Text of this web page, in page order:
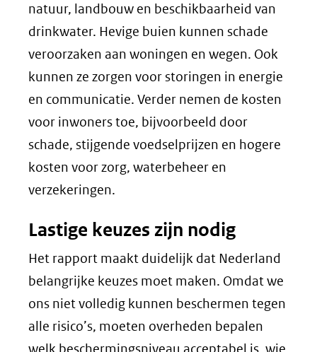
natuur, landbouw en beschikbaarheid van
drinkwater. Hevige buien kunnen schade
veroorzaken aan woningen en wegen. Ook
kunnen ze zorgen voor storingen in energie
en communicatie. Verder nemen de kosten
voor inwoners toe, bijvoorbeeld door
schade, stijgende voedselprijzen en hogere
kosten voor zorg, waterbeheer en
verzekeringen.
Lastige keuzes zijn nodig
Het rapport maakt duidelijk dat Nederland
belangrijke keuzes moet maken. Omdat we
ons niet volledig kunnen beschermen tegen
alle risico’s, moeten overheden bepalen
welk beschermingsniveau acceptabel is, wie